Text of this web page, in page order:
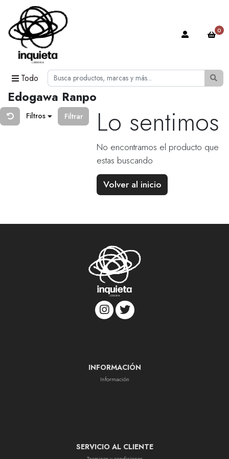
Todo
0
Edogawa Ranpo
Filtros Filtrar Lo sentimos
No encontramos el producto que
estas buscando
Volver al inicio
INFORMACIÓN
Información
SERVICIO AL CLIENTE